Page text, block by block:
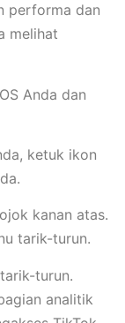
performa dan
melihat
Anda dan
ketuk ikon
kanan atas.
tarik-turun.
turun.
analitik